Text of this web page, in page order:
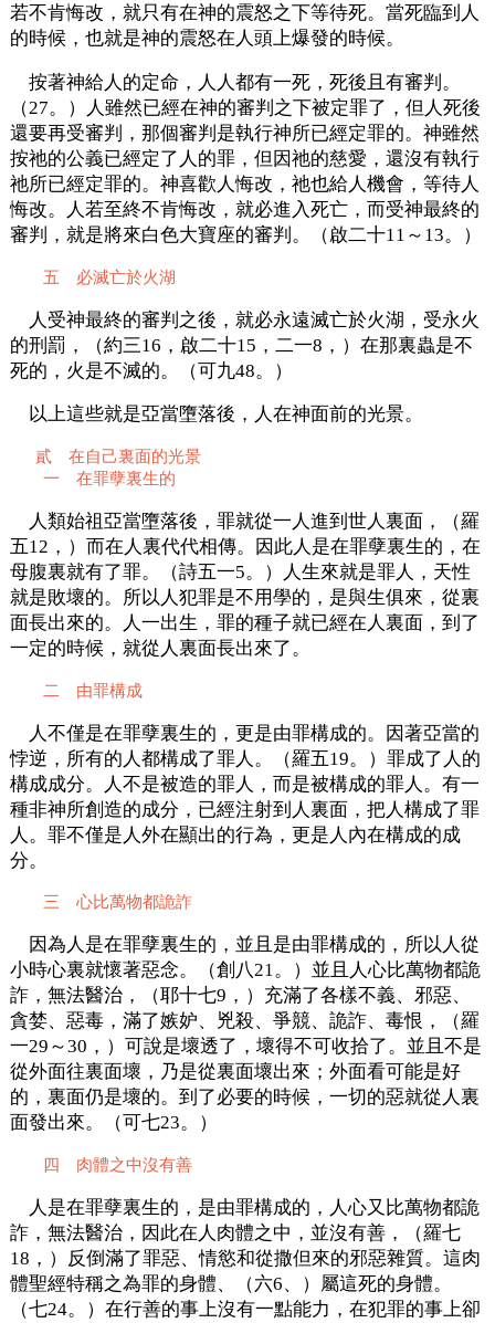
若不肯悔改，就只有在神的震怒之下等待死。當死臨到人
的時候，也就是神的震怒在人頭上爆發的時候。
按著神給人的定命，人人都有一死，死後且有審判。
（27。）人雖然已經在神的審判之下被定罪了，但人死後
還要再受審判，那個審判是執行神所已經定罪的。神雖然
按祂的公義已經定了人的罪，但因祂的慈愛，還沒有執行
祂所已經定罪的。神喜歡人悔改，祂也給人機會，等待人
悔改。人若至終不肯悔改，就必進入死亡，而受神最終的
審判，就是將來白色大寶座的審判。（啟二十11～13。）
五 必滅亡於火湖
人受神最終的審判之後，就必永遠滅亡於火湖，受永火
的刑罰，（約三16，啟二十15，二一8，）在那裏蟲是不
死的，火是不滅的。（可九48。）
以上這些就是亞當墮落後，人在神面前的光景。
貳 在自己裏面的光景
一 在罪孽裏生的
人類始祖亞當墮落後，罪就從一人進到世人裏面，（羅
五12，）而在人裏代代相傳。因此人是在罪孽裏生的，在
母腹裏就有了罪。（詩五一5。）人生來就是罪人，天性
就是敗壞的。所以人犯罪是不用學的，是與生俱來，從裏
面長出來的。人一出生，罪的種子就已經在人裏面，到了
一定的時候，就從人裏面長出來了。
二 由罪構成
人不僅是在罪孽裏生的，更是由罪構成的。因著亞當的
悖逆，所有的人都構成了罪人。（羅五19。）罪成了人的
構成成分。人不是被造的罪人，而是被構成的罪人。有一
種非神所創造的成分，已經注射到人裏面，把人構成了罪
人。罪不僅是人外在顯出的行為，更是人內在構成的成
分。
三 心比萬物都詭詐
因為人是在罪孽裏生的，並且是由罪構成的，所以人從
小時心裏就懷著惡念。（創八21。）並且人心比萬物都詭
詐，無法醫治，（耶十七9，）充滿了各樣不義、邪惡、
貪婪、惡毒，滿了嫉妒、兇殺、爭競、詭詐、毒恨，（羅
一29～30，）可說是壞透了，壞得不可收拾了。並且不是
從外面往裏面壞，乃是從裏面壞出來；外面看可能是好
的，裏面仍是壞的。到了必要的時候，一切的惡就從人裏
面發出來。（可七23。）
四 肉體之中沒有善
人是在罪孽裏生的，是由罪構成的，人心又比萬物都詭
詐，無法醫治，因此在人肉體之中，並沒有善，（羅七
18，）反倒滿了罪惡、情慾和從撒但來的邪惡雜質。這肉
體聖經特稱之為罪的身體、（六6、）屬這死的身體。
（七24。）在行善的事上沒有一點能力，在犯罪的事上卻